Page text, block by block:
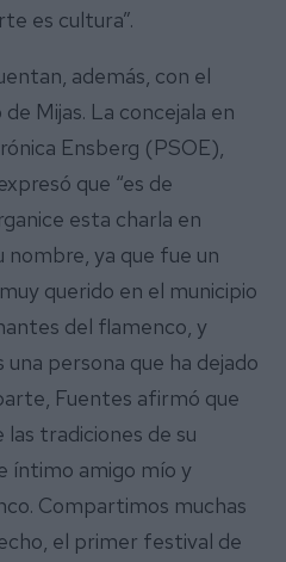
es cultura”.
además, con el
Mijas. La concejala en
Ensberg (PSOE),
que “es de
esta charla en
nombre, ya que fue un
querido en el municipio
del flamenco, y
persona que ha dejado
Fuentes afirmó que
tradiciones de su
íntimo amigo mío y
Compartimos muchas
el primer festival de